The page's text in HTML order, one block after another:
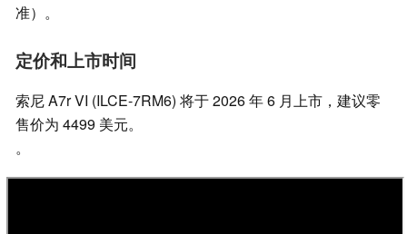
准）。
定价和上市时间
索尼 A7r VI (ILCE-7RM6) 将于 2026 年 6 月上市，建议零
售价为 4499 美元。
。